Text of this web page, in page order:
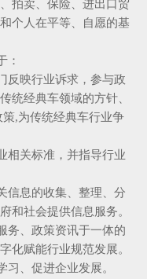
拍卖、保险、进出口贸
个人在平等、自愿的基
：
反映行业诉求，参与政
统经典车领域的方针、
,为传统经典车行业争
相关标准，并指导行业
信息的收集、整理、分
和社会提供信息服务。
务、政策资讯于一体的
化赋能行业规范发展。
习、促进企业发展。